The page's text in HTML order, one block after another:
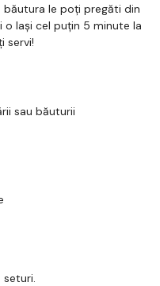
băutura le poți pregăti din
lași cel puțin 5 minute la
servi!
sau băuturii